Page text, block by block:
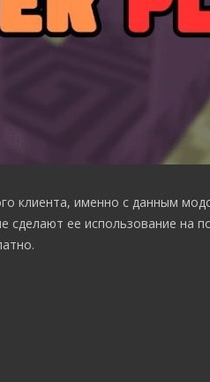
клиента, именно с данным
сделают ее использование на